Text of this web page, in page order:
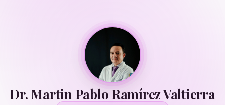
Dr. Martin Pablo Ramírez Valtierra